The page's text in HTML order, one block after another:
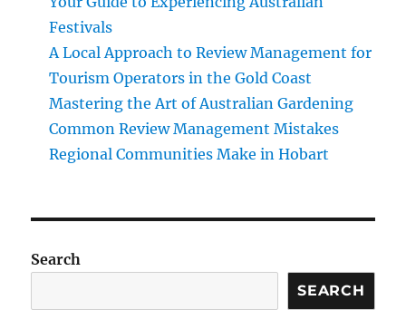
Festivals
A Local Approach to Review Management for
Tourism Operators in the Gold Coast
Mastering the Art of Australian Gardening
Common Review Management Mistakes
Regional Communities Make in Hobart
Search
SEARCH